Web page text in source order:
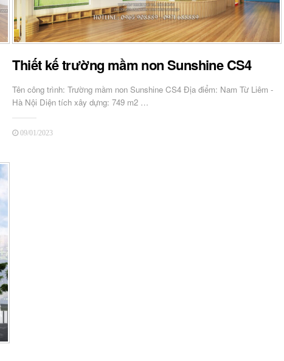
Thiết kế trường mầm non Sunshine CS4
Tên công trình: Trường mầm non Sunshine CS4 Địa điểm: Nam Từ Liêm -
Hà Nội Diện tích xây dựng: 749 m2 …
09/01/2023